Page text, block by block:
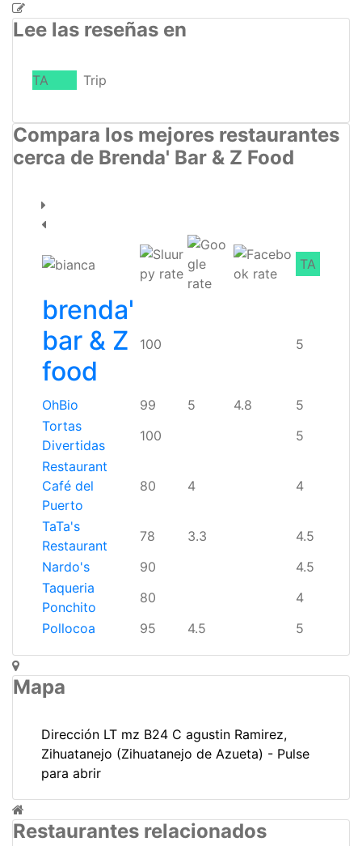
Lee las reseñas en
TA Trip
Compara los mejores restaurantes
cerca de Brenda' Bar & Z Food
TA
brenda'
bar & Z
food
100 5
OhBio 99 5 4.8
5
Tortas
Divertidas
100
5
Restaurant
Café del
Puerto
80 4 4
TaTa's
Restaurant
78 3.3
4.5
Nardo's
90
4.5
Taqueria
Ponchito
80
4
Pollocoa
95 4.5 5
Mapa
Dirección LT mz B24 C agustin Ramirez,
Zihuatanejo (Zihuatanejo de Azueta) - Pulse
para abrir
Restaurantes relacionados